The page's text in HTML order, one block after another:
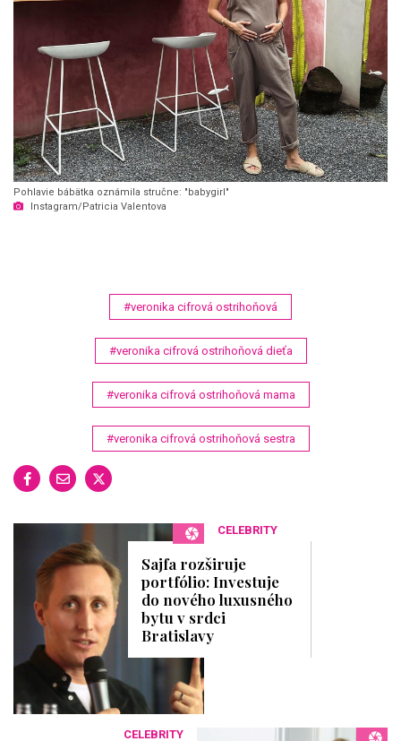
Pohlavie bábätka oznámila stručne: "babygirl"
Instagram/Patricia Valentova
#veronika cifrová ostrihoňová
#veronika cifrová ostrihoňová dieťa
#veronika cifrová ostrihoňová mama
#veronika cifrová ostrihoňová sestra
CELEBRITY
Sajfa rozširuje
portfólio: Investuje
do nového luxusného
bytu v srdci
Bratislavy
CELEBRITY